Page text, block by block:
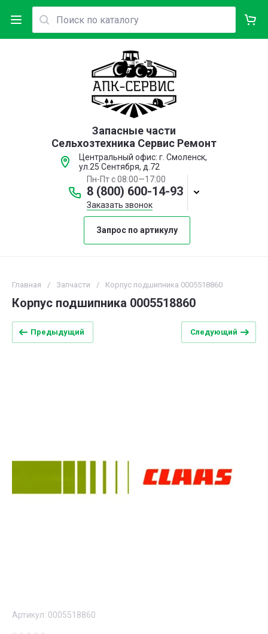
Запасные части
Сельхозтехника Сервис Ремонт
Центральный офис: г. Смоленск,
ул.25 Сентября, д.72
Пн-Пт с 08:00—17:00
8 (800) 600-14-93
Заказать звонок
Запрос по артикулу
Главная / Запчасти / Корпус подшипника 0005518860
Корпус подшипника 0005518860
Предыдущий Следующий
Артикул: 0005518860